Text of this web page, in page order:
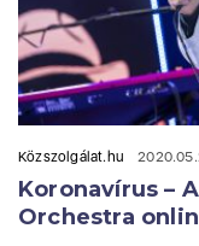
Közszolgálat.hu
Koronavírus –
Orchestra